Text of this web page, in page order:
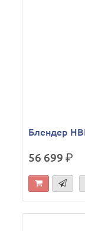
Блендер
56 699р.